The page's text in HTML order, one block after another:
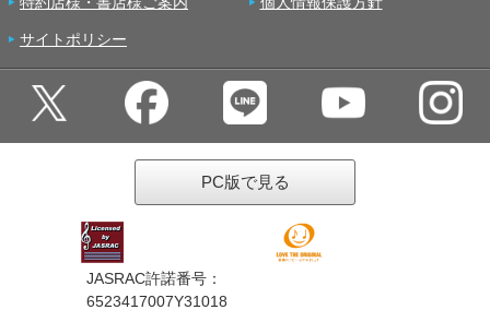
サイトポリシー
PC版で見る
JASRAC許諾番号：
6523417007Y31018